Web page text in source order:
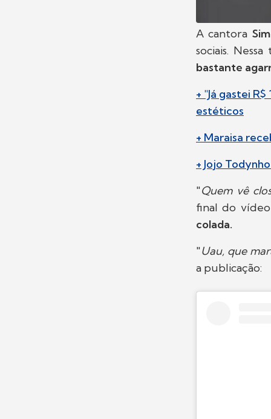
A cantora
sociais.
bastante
+ "Já gastei
estéticos
+ Maraisa
+ Jojo
"Quem vê
final do
colada.
"Uau, que
a publicação: